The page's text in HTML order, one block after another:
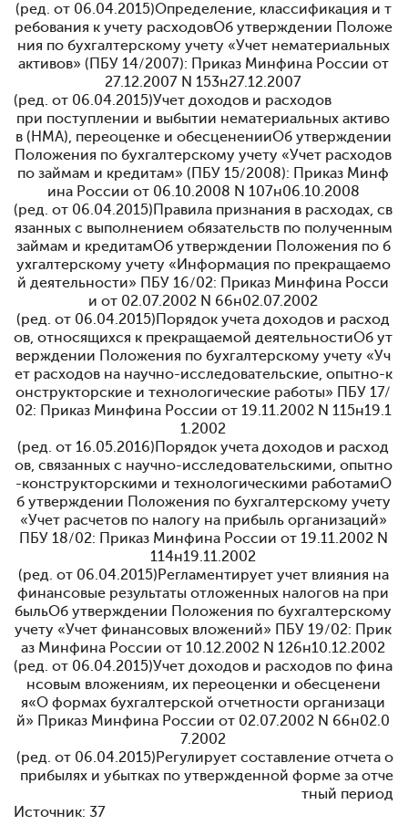
(ред. от 06.04.2015)Определение, классификация и т
ребования к учету расходовОб утверждении Положе
ния по бухгалтерскому учету «Учет нематериальных
активов» (ПБУ 14/2007): Приказ Минфина России от
27.12.2007 N 153н27.12.2007
(ред. от 06.04.2015)Учет доходов и расходов
при поступлении и выбытии нематериальных активо
в (НМА), переоценке и обесцененииОб утверждении
Положения по бухгалтерскому учету «Учет расходов
по займам и кредитам» (ПБУ 15/2008): Приказ Минф
ина России от 06.10.2008 N 107н06.10.2008
(ред. от 06.04.2015) Правила признания в расходах, св
язанных с выполнением обязательств по полученным
займам и кредитамОб утверждении Положения по б
ухгалтерскому учету «Информация по прекращаемо
й деятельности» ПБУ 16/02: Приказ Минфина Росси
и от 02.07.2002 N 66н02.07.2002
(ред. от 06.04.2015) Порядок учета доходов и расход
ов, относящихся к прекращаемой деятельностиОб ут
верждении Положения по бухгалтерскому учету «Уч
ет расходов на научно-исследовательские, опытно-к
онструкторские и технологические работы» ПБУ 17/
02: Приказ Минфина России от 19.11.2002 N 115н19.1
1.2002
(ред. от 16.05.2016) Порядок учета доходов и расход
ов, связанных с научно-исследовательскими, опытно
-конструкторскими и технологическими работамиО
б утверждении Положения по бухгалтерскому учету
«Учет расчетов по налогу на прибыль организаций»
ПБУ 18/02: Приказ Минфина России от 19.11.2002 N
114н19.11.2002
(ред. от 06.04.2015) Регламентирует учет влияния на
финансовые результаты отложенных налогов на при
быльОб утверждении Положения по бухгалтерскому
учету «Учет финансовых вложений» ПБУ 19/02: Прик
аз Минфина России от 10.12.2002 N 126н10.12.2002
(ред. от 06.04.2015)Учет доходов и расходов по фина
нсовым вложениям, их переоценки и обесценени
я«О формах бухгалтерской отчетности организаци
й» Приказ Минфина России от 02.07.2002 N 66н02.0
7.2002
(ред. от 06.04.2015) Регулирует составление отчета о
прибылях и убытках по утвержденной форме за отче
тный период
Источник: 37